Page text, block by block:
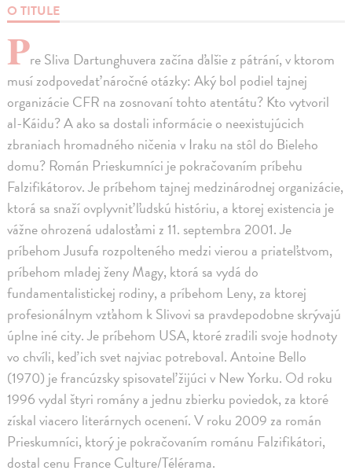
O TITULE
Pre Sliva Dartunghuvera začína ďalšie z pátrání, v ktorom
musí zodpovedať náročné otázky: Aký bol podiel tajnej
organizácie CFR na zosnovaní tohto atentátu? Kto vytvoril
al-Káidu? A ako sa dostali informácie o neexistujúcich
zbraniach hromadného ničenia v Iraku na stôl do Bieleho
domu? Román Prieskumníci je pokračovaním príbehu
Falzifikátorov. Je príbehom tajnej medzinárodnej organizácie,
ktorá sa snaží ovplyvniť ľudskú históriu, a ktorej existencia je
vážne ohrozená udalosťami z 11. septembra 2001. Je
príbehom Jusufa rozpolteného medzi vierou a priateľstvom,
príbehom mladej ženy Magy, ktorá sa vydá do
fundamentalistickej rodiny, a príbehom Leny, za ktorej
profesionálnym vzťahom k Slivovi sa pravdepodobne skrývajú
úplne iné city. Je príbehom USA, ktoré zradili svoje hodnoty
vo chvíli, keď ich svet najviac potreboval. Antoine Bello
(1970) je francúzsky spisovateľ žijúci v New Yorku. Od roku
1996 vydal štyri romány a jednu zbierku poviedok, za ktoré
získal viacero literárnych ocenení. V roku 2009 za román
Prieskumníci, ktorý je pokračovaním románu Falzifikátori,
dostal cenu France Culture/Télérama.